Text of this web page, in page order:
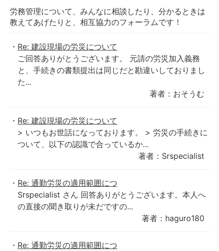
労務管理について、みんなに相談したり、分かるときは
教えてあげたりと、相互協力のフォーラムです！
Re: 建設現場の労災について
ご回答ありがとうございます。 元請の労災加入義務
と、手続きの書類提出は同じだと勘違いしておりまし
た...
著者：おそうむ
Re: 建設現場の労災について
> いつもお世話になっております。 > 労災の手続きに
ついて、以下の認識で合っているか...
著者：Srspecialist
Re: 通勤労災の適用範囲につ
Srspecialist さん 回答ありがとうございます。本人へ
の直接の聞き取りが未だですの...
著者：haguro180
Re: 通勤労災の適用範囲につ